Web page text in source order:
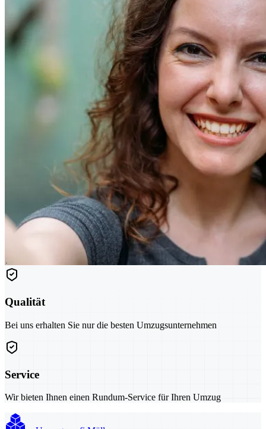
Qualität
Bei uns erhalten Sie nur die besten Umzugsunternehmen
Service
Wir bieten Ihnen einen Rundum-Service für Ihren Umzug